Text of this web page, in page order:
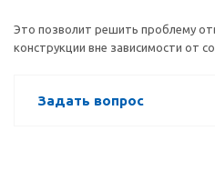
Это позволит решить проблему
конструкции вне зависимости от
Задать вопрос